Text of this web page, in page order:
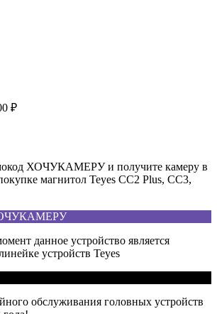
₽
ХОЧУКАМЕРУ и получите камеру в
магнитол Teyes CC2 Plus, CC3,
данное устройство является
устройств Teyes
обслуживания головных устройств